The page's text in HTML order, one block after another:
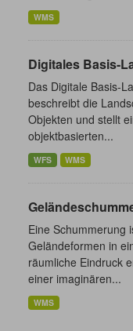
WMS
Digitales Basis-
Das Digitale Basis-
beschreibt die
Objekten und stellt
objektbasierten...
WFS WMS
Eine Schummerung
Geländeformen in
räumliche Eindruck
einer imaginären...
WMS